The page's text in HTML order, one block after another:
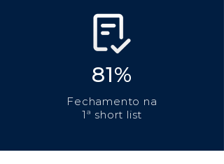
81%
Fechamento na
1ª short list